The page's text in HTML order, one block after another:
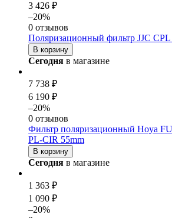
3 426 ₽
–20%
0 отзывов
Поляризационный фильтр JJC
В корзину
Сегодня в магазине
7 738 ₽
6 190 ₽
–20%
0 отзывов
Фильтр поляризационный Hoya
PL-CIR 55mm
В корзину
Сегодня в магазине
1 363 ₽
1 090 ₽
–20%